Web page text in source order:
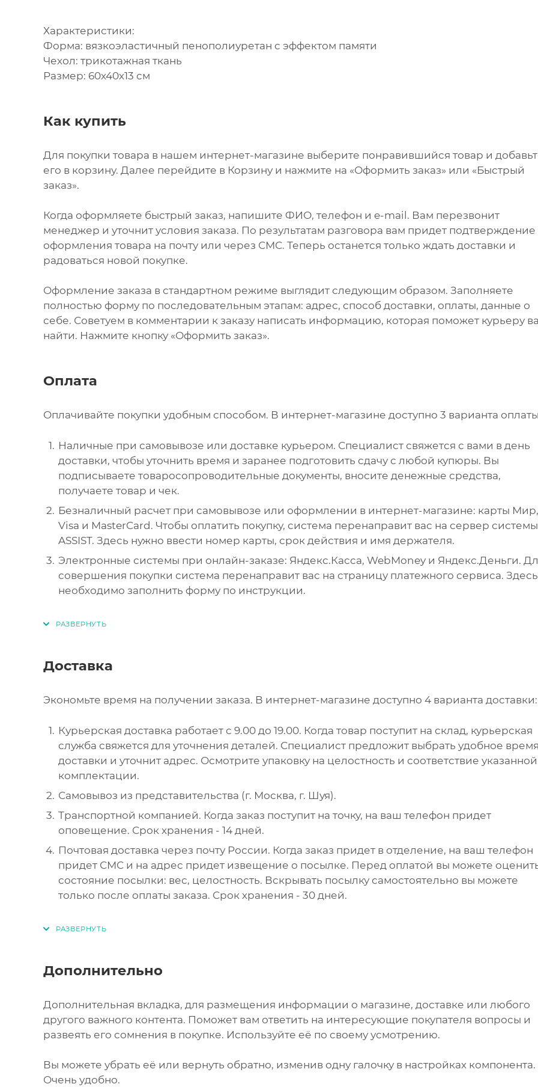
Характеристики:
Форма: вязкоэластичный пенополиуретан с эффектом памяти
Чехол: трикотажная ткань
Размер: 60х40х13 см
Как купить
Для покупки товара в нашем интернет-магазине выберите понравившийся товар и
его в корзину. Далее перейдите в Корзину и нажмите на «Оформить заказ» или «Быстрый
заказ».
Когда оформляете быстрый заказ, напишите ФИО, телефон и e-mail. Вам перезвонит
менеджер и уточнит условия заказа. По результатам разговора вам придет подтверждение
оформления товара на почту или через СМС. Теперь останется только ждать доставки и
радоваться новой покупке.
Оформление заказа в стандартном режиме выглядит следующим образом. Заполняете
полностью форму по последовательным этапам: адрес, способ доставки, оплаты, данные о
себе. Советуем в комментарии к заказу написать информацию, которая поможет курьеру
найти. Нажмите кнопку «Оформить заказ».
Оплата
Оплачивайте покупки удобным способом. В интернет-магазине доступно 3 варианта
Наличные при самовывозе или доставке курьером. Специалист свяжется с вами в день
доставки, чтобы уточнить время и заранее подготовить сдачу с любой купюры. Вы
подписываете товаросопроводительные документы, вносите денежные средства,
получаете товар и чек.
Безналичный расчет при самовывозе или оформлении в интернет-магазине: карты Мир,
Visa и MasterCard. Чтобы оплатить покупку, система перенаправит вас на сервер системы
ASSIST. Здесь нужно ввести номер карты, срок действия и имя держателя.
Электронные системы при онлайн-заказе: Яндекс.Касса, WebMoney и Яндекс.Деньги.
совершения покупки система перенаправит вас на страницу платежного сервиса. Здесь
необходимо заполнить форму по инструкции.
Доставка
Экономьте время на получении заказа. В интернет-магазине доступно 4 варианта доставки:
Курьерская доставка работает с 9.00 до 19.00. Когда товар поступит на склад, курьерская
служба свяжется для уточнения деталей. Специалист предложит выбрать удобное
доставки и уточнит адрес. Осмотрите упаковку на целостность и соответствие указанной
комплектации.
Самовывоз из представительства (г. Москва, г. Шуя).
Транспортной компанией. Когда заказ поступит на точку, на ваш телефон придет
оповещение. Срок хранения - 14 дней.
Почтовая доставка через почту России. Когда заказ придет в отделение, на ваш телефон
придет СМС и на адрес придет извещение о посылке. Перед оплатой вы можете
состояние посылки: вес, целостность. Вскрывать посылку самостоятельно вы можете
только после оплаты заказа. Срок хранения - 30 дней.
Дополнительно
Дополнительная вкладка, для размещения информации о магазине, доставке или любого
другого важного контента. Поможет вам ответить на интересующие покупателя вопросы и
развеять его сомнения в покупке. Используйте её по своему усмотрению.
Вы можете убрать её или вернуть обратно, изменив одну галочку в настройках компонента.
Очень удобно.